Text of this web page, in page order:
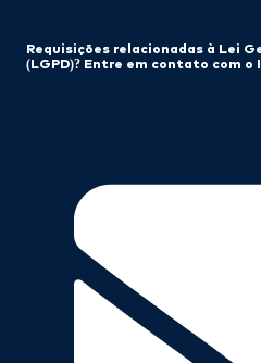
Requisições relacionadas à Lei
(LGPD)? Entre em contato com